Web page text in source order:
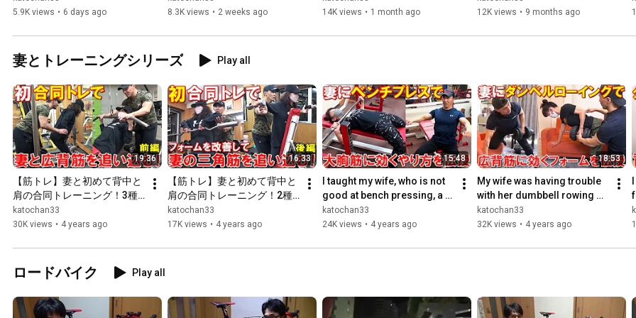
[Proud Parent Diary]
5.9K views • 6 days ago
Ishikawa Car Museum and
8.3K views • 2 weeks ago
#ProudParentDiary
14K views • 1 month ago
かったです！
12K views • 9 months ago
妻とトレーニングシリーズ Play all
19:36
【筋トレ】妻と初めて背中と
肩の合同トレーニング！3種
目で広背筋に効くフォームを
伝授【前編】
katochan33
30K views • 4 years ago
16:33
【筋トレ】妻と初めて背中と
肩の合同トレーニング！2種
目で三角筋に効きにくいフォ
ームを改善【後編】
katochan33
17K views • 4 years ago
15:48
I taught my wife, who is not
good at bench pressing, a
form that works the chest
muscles! An effe...
katochan33
24K views • 4 years ago
18:53
My wife was having trouble
with her dumbbell rowing
form, so I taught her a way
to effectively wo...
katochan33
32K views • 4 years ago
ロードバイク Play all